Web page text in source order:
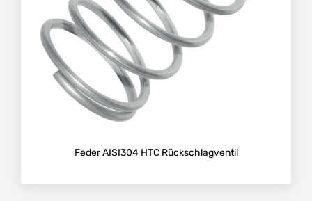
Feder AISI304 HTC Rückschlagventil